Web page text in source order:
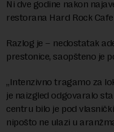
Ni dve godine nakon
restorana Hard Rock
Razlog je – nedostatak
prestonice, saopšteno je
„Intenzivno tragamo za
je naizgled odgovaralo
centru bilo je pod
nipošto ne ulazi u